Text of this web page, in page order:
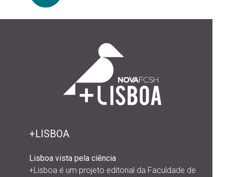
+LISBOA
Lisboa vista pela ciência
+Lisboa é um projeto editorial da Faculdade de